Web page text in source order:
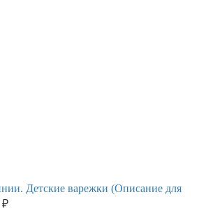
Детские варежки (Описание для
₽